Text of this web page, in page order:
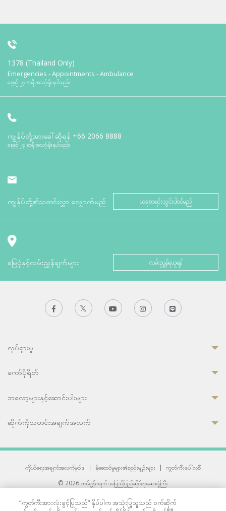
1378 (Thailand Only)
Emergencies - Appointments - Ambulance
နေ့စဉ် ၂၄ နာရီ အသင့်ရှိနေပါသည်။
ကျွန်ုပ်တို့အားခေါ်ဆိုရန် +66 2066 8888
နေ့စဉ် ၂၄ နာရီ အသင့်ရှိနေပါသည်။
ကျွန်ုပ်တို့၏သတင်းလွှာ လျှောက်မည် ယခုစာရင်းသွင်းပါဝင်မည်
မြေပုံနှင့်လမ်းညွှန်ချက်များ လမ်းညွှန်ရယူရန်
လှုပ်ရှားမှု
ကော်ပိုရိတ်
ဘလော့များနှင့်ဆောင်းပါးများ
ဆိုက်ကိုသတင်းအချက်အလက်
ကိုယ်ရေးအချက်အလက်မူဝါဒ | န်ဆောင်မှုများ၏စည်းမျဉ်းများ |
ကွတ်ကီးပေါ်လစီ
© 2026 ဘမ်ရွန်ဂရက် အပြည်ပြည်ဆိုင်ရာဆေးရုံကြီး
“ကွတ်ကီးအားလုံးခွင့်ပြုသည်” နှိပ်ပါက အသုံးပြုသူသည် ဝက်ဆိုက်